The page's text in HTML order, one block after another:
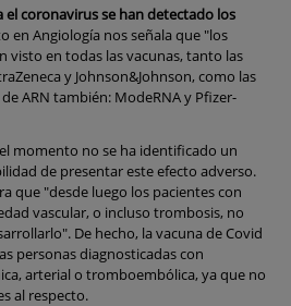
el coronavirus se han detectado los
en Angiología nos señala que "los
visto en todas las vacunas, tanto las
y Johnson&Johnson, como las
ARN también: ModeRNA y Pfizer-
momento no se ha identificado un
de presentar este efecto adverso.
que "desde luego los pacientes con
vascular, o incluso trombosis, no
De hecho, la vacuna de Covid
personas diagnosticadas con
arterial o tromboembólica, ya que no
al respecto.